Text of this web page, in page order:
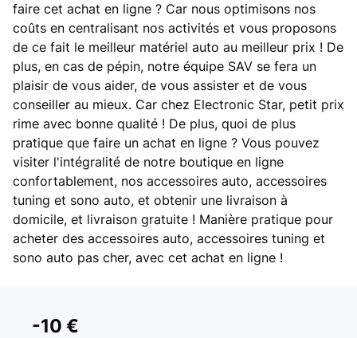
faire cet achat en ligne ? Car nous optimisons nos
coûts en centralisant nos activités et vous proposons
de ce fait le meilleur matériel auto au meilleur prix ! De
plus, en cas de pépin, notre équipe SAV se fera un
plaisir de vous aider, de vous assister et de vous
conseiller au mieux. Car chez Electronic Star, petit prix
rime avec bonne qualité ! De plus, quoi de plus
pratique que faire un achat en ligne ? Vous pouvez
visiter l'intégralité de notre boutique en ligne
confortablement, nos accessoires auto, accessoires
tuning et sono auto, et obtenir une livraison à
domicile, et livraison gratuite ! Manière pratique pour
acheter des accessoires auto, accessoires tuning et
sono auto pas cher, avec cet achat en ligne !
-10 €